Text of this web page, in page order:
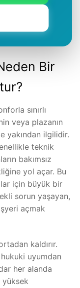
Bir
sınırlı
veya plazanın
yakından ilgilidir.
teknik
bakımsız
yol açar. Bu
için büyük bir
sorun yaşayan,
açmak
kaldırır.
uyumdan
her alanda
yüksek